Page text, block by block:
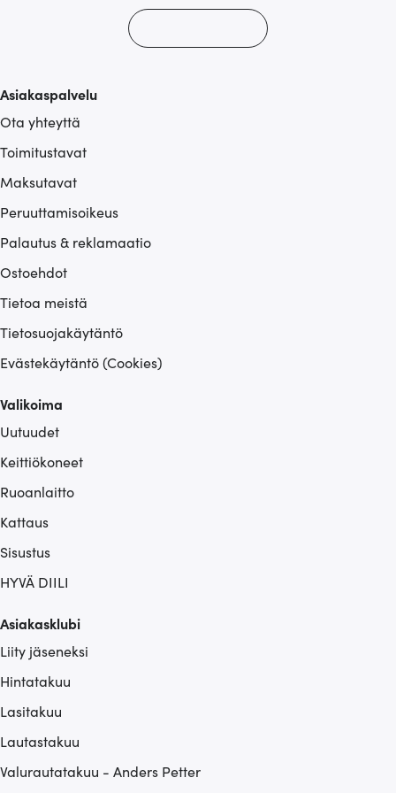
Asiakaspalvelu
Ota yhteyttä
Toimitustavat
Maksutavat
Peruuttamisoikeus
Palautus & reklamaatio
Ostoehdot
Tietoa meistä
Tietosuojakäytäntö
Evästekäytäntö (Cookies)
Valikoima
Uutuudet
Keittiökoneet
Ruoanlaitto
Kattaus
Sisustus
HYVÄ DIILI
Asiakasklubi
Liity jäseneksi
Hintatakuu
Lasitakuu
Lautastakuu
Valurautatakuu - Anders Petter